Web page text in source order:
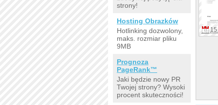
15
strony!
Hosting Obrazków
Hotlinking dozwolony,
maks. rozmiar pliku
9MB
Prognoza
PageRank™
Jaki będzie nowy PR
Twojej strony? Wysoki
procent skuteczności!